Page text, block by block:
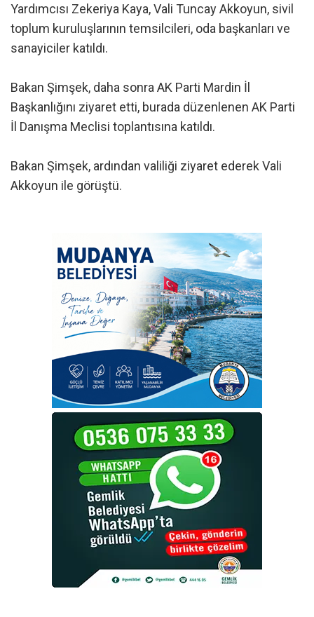
Yardımcısı Zekeriya Kaya, Vali Tuncay Akkoyun, sivil
toplum kuruluşlarının temsilcileri, oda başkanları ve
sanayiciler katıldı.
Bakan Şimşek, daha sonra AK Parti Mardin İl
Başkanlığını ziyaret etti, burada düzenlenen AK Parti
İl Danışma Meclisi toplantısına katıldı.
Bakan Şimşek, ardından valiliği ziyaret ederek Vali
Akkoyun ile görüştü.